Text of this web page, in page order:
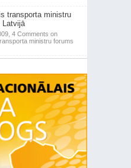
transporta ministru
Latvijā
4 Comments on
ministru forums